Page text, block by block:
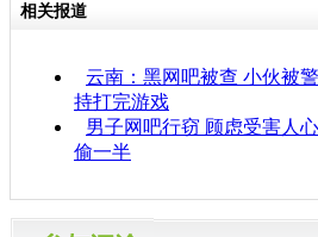
相关报道
云南：黑网吧被查 小伙被
持打完游戏
男子网吧行窃 顾虑受害人
偷一半